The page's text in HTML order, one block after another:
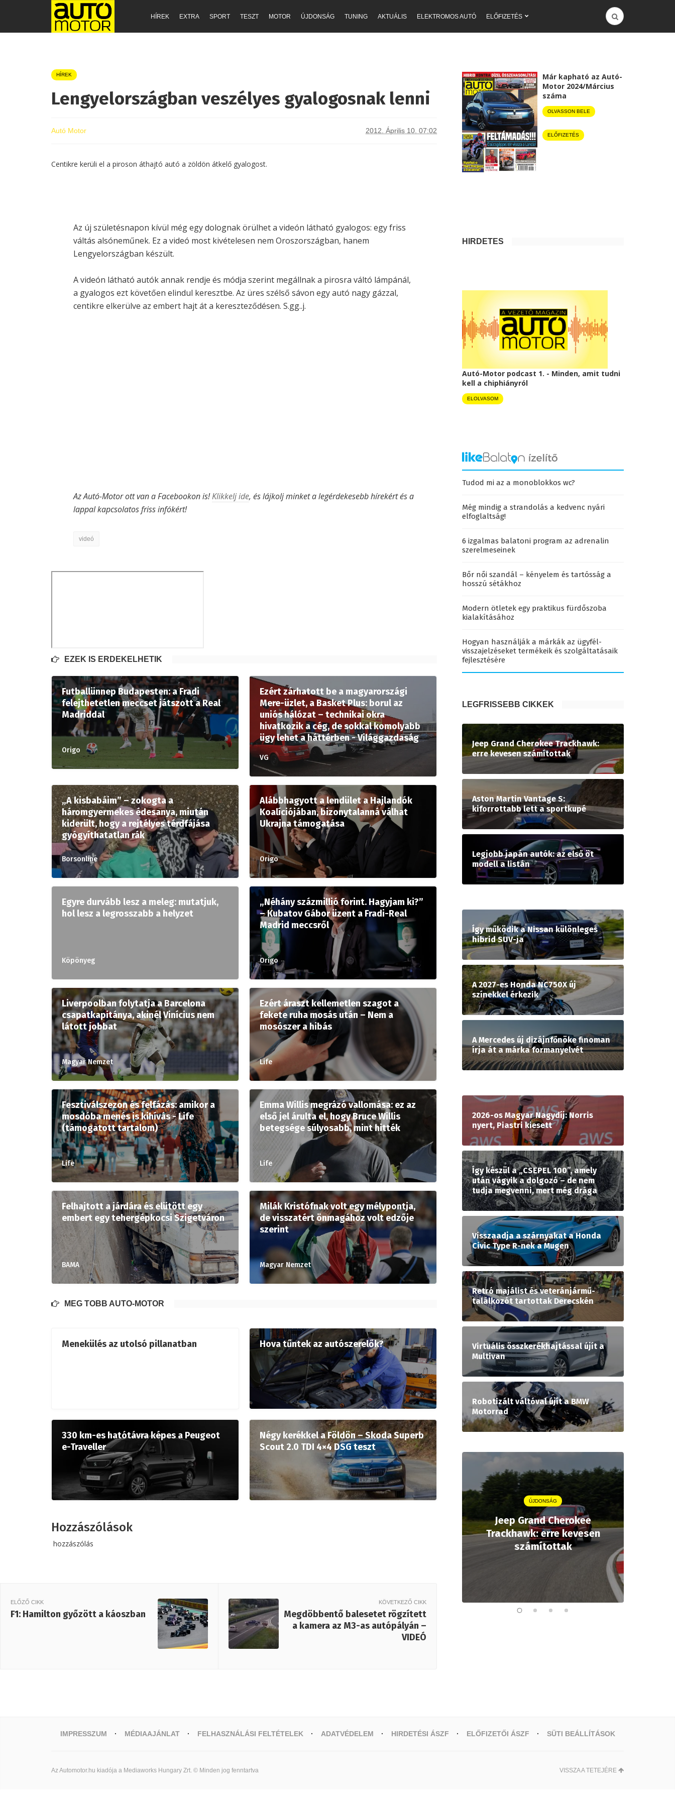
HÍREK EXTRA SPORT TESZT MOTOR ÚJDONSÁG TUNING AKTUÁLIS ELEKTROMOS AUTÓ ELŐFIZETÉS
HÍREK
Lengyelországban veszélyes gyalogosnak lenni
Autó Motor 2012. Április 10. 07:02
Centikre kerüli el a piroson áthajtó autó a zöldön átkelő gyalogost.
Az új születésnapon kívül még egy dolognak örülhet a videón látható gyalogos: egy friss
váltás alsóneműnek. Ez a videó most kivételesen nem Oroszországban, hanem
Lengyelországban készült.
A videón látható autók annak rendje és módja szerint megállnak a pirosra váltó lámpánál,
a gyalogos ezt követően elindul keresztbe. Az üres szélső sávon egy autó nagy gázzal,
centikre elkerülve az embert hajt át a kereszteződésen. S.gg..j.
Az Autó-Motor ott van a Facebookon is!Klikkelj ide, és lájkolj minket a legérdekesebb hírekért és a
lappal kapcsolatos friss infókért!
videó
EZEK IS ÉRDEKELHETIK
Futballünnep Budapesten: a Fradi
felejthetetlen meccset játszott a Real
Madriddal
Origo
Ezért zárhatott be a magyarországi
Mere-üzlet, a Basket Plus: borul az
uniós hálózat – technikai okra
hivatkozik a cég, de sokkal komolyabb
ügy lehet a háttérben - Világgazdaság
VG
„A kisbabáim” – zokogta a
háromgyermekes édesanya, miután
kiderült, hogy a rejtélyes térdfájása
gyógyíthatatlan rák
Borsonline
Alábbhagyott a lendület a Hajlandók
Koalíciójában, bizonytalanná válhat
Ukrajna támogatása
Origo
Egyre durvább lesz a meleg: mutatjuk,
hol lesz a legrosszabb a helyzet
Köpönyeg
„Néhány százmillió forint. Hagyjam ki?”
– Kubatov Gábor üzent a Fradi-Real
Madrid meccsről
Origo
Liverpoolban folytatja a Barcelona
csapatkapitánya, akinél Vinícius nem
látott jobbat
Magyar Nemzet
Ezért áraszt kellemetlen szagot a
fekete ruha mosás után – Nem a
mosószer a hibás
Life
Fesztiválszezon és felfázás: amikor a
mosdóba menés is kihívás - Life
(támogatott tartalom)
Life
Emma Willis megrázó vallomása: ez az
első jel árulta el, hogy Bruce Willis
betegsége súlyosabb, mint hitték
Life
Felhajtott a járdára és elütött egy
embert egy tehergépkocsi Szigetváron
BAMA
Milák Kristófnak volt egy mélypontja,
de visszatért önmagához volt edzője
szerint
Magyar Nemzet
MÉG TÖBB AUTÓ-MOTOR
Menekülés az utolsó pillanatban Hova tűntek az autószerelők?
330 km-es hatótávra képes a Peugeot
e-Traveller
Négy kerékkel a Földön – Skoda Superb
Scout 2.0 TDI 4×4 DSG teszt
Hozzászólások
hozzászólás
ELŐZŐ CIKK
F1: Hamilton győzött a káoszban
KÖVETKEZŐ CIKK
Megdöbbentő balesetet rögzített
a kamera az M3-as autópályán –
VIDEÓ
Már kapható az Autó-
Motor 2024/Március
száma
OLVASSON BELE
ELŐFIZETÉS
HIRDETÉS
Autó-Motor podcast 1. - Minden, amit tudni
kell a chiphiányról
ELOLVASOM
Tudod mi az a monoblokkos wc?
Még mindig a strandolás a kedvenc nyári
elfoglaltság!
6 izgalmas balatoni program az adrenalin
szerelmeseinek
Bőr női szandál – kényelem és tartósság a
hosszú sétákhoz
Modern ötletek egy praktikus fürdőszoba
kialakításához
Hogyan használják a márkák az ügyfél-
visszajelzéseket termékeik és szolgáltatásaik
fejlesztésére
LEGFRISSEBB CIKKEK
Jeep Grand Cherokee Trackhawk:
erre kevesen számítottak
Aston Martin Vantage S:
kiforrottabb lett a sportkupé
Legjobb japán autók: az első öt
modell a listán
Így működik a Nissan különleges
hibrid SUV-ja
A 2027-es Honda NC750X új
színekkel érkezik
A Mercedes új dizájnfőnöke finoman
írja át a márka formanyelvét
2026-os Magyar Nagydíj: Norris
nyert, Piastri kiesett
Így készül a „CSEPEL 100”, amely
után vágyik a dolgozó – de nem
tudja megvenni, mert még drága
Visszaadja a szárnyakat a Honda
Civic Type R-nek a Mugen
Retró majálist és veteránjármű-
találkozót tartottak Derecskén
Virtuális összkerékhajtással újít a
Multivan
Robotizált váltóval újít a BMW
Motorrad
ÚJDONSÁG
Jeep Grand Cherokee
Trackhawk: erre kevesen
számítottak
IMPRESSZUM MÉDIAAJÁNLAT FELHASZNÁLÁSI FELTÉTELEK ADATVÉDELEM HIRDETÉSI ÁSZF ELŐFIZETŐI ÁSZF SÜTI BEÁLLÍTÁSOK
Az Automotor.hu kiadója a Mediaworks Hungary Zrt. © Minden jog fenntartva VISSZA A TETEJÉRE